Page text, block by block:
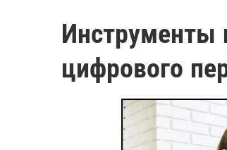
Инструменты
цифрового